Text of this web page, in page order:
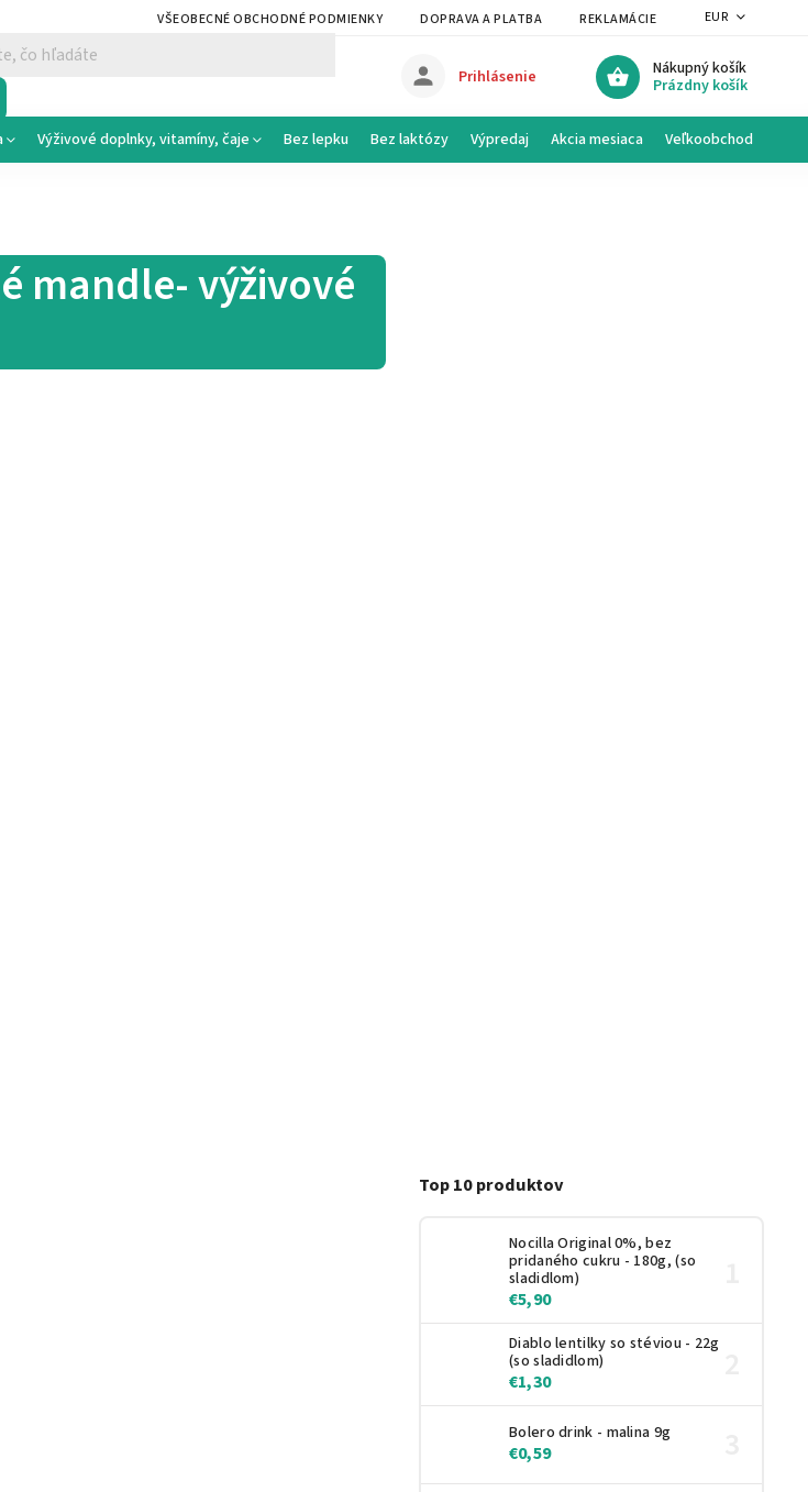
VŠEOBECNÉ OBCHODNÉ PODMIENKY DOPRAVA A PLATBA REKLAMÁCIE A VRÁTENIE
EUR
Nákupný košík
Prázdny košík
Prihlásenie
Výživové doplnky, vitamíny, čaje Bez lepku Bez laktózy Výpredaj Akcia mesiaca Veľkoobchod
Top 10 produktov
Nocilla Original 0%, bez
pridaného cukru - 180g, (so
sladidlom)
€5,90
Diablo lentilky so stéviou - 22g
(so sladidlom)
€1,30
Bolero drink - malina 9g
€0,59
mandle- výživové